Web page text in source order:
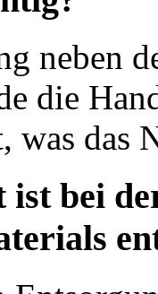
neben
die
was das
ist bei